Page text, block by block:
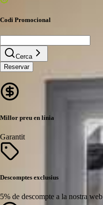
Codi Promocional
Cerca
Reservar
Millor preu en línia
Garantit
Descomptes exclusius
5% de descompte a la nostra web